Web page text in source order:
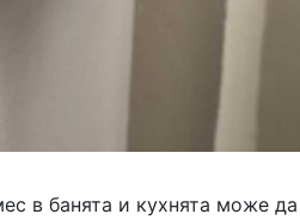
в банята и кухнята може да